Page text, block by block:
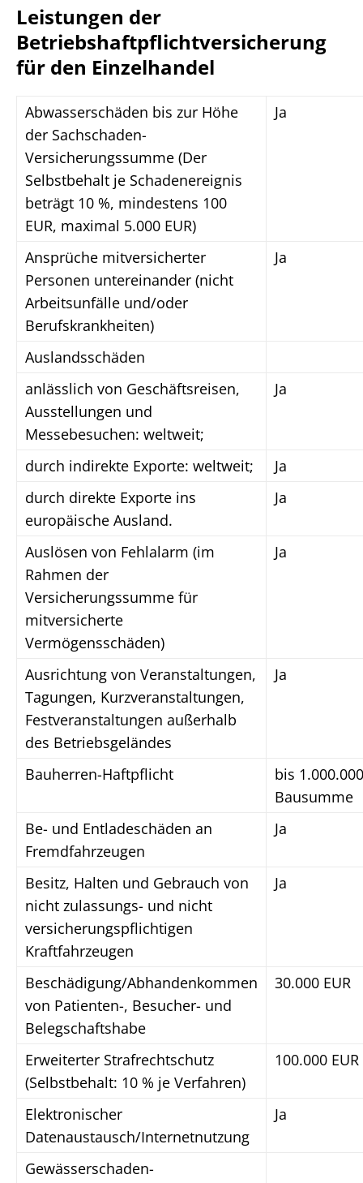
Leistungen der
Betriebshaftpflichtversicherung
für den Einzelhandel
Abwasserschäden bis zur Höhe
der Sachschaden-
Versicherungssumme (Der
Selbstbehalt je Schadenereignis
beträgt 10 %, mindestens 100
EUR, maximal 5.000 EUR)
Ja
Ansprüche mitversicherter
Personen untereinander (nicht
Arbeitsunfälle und/oder
Berufskrankheiten)
Ja
Auslandsschäden
anlässlich von Geschäftsreisen,
Ausstellungen und
Messebesuchen: weltweit;
Ja
durch indirekte Exporte: weltweit;
Ja
durch direkte Exporte ins
europäische Ausland.
Ja
Auslösen von Fehlalarm (im
Rahmen der
Versicherungssumme für
mitversicherte
Vermögensschäden)
Ja
Ausrichtung von Veranstaltungen,
Tagungen, Kurzveranstaltungen,
Festveranstaltungen außerhalb
des Betriebsgeländes
Ja
Bauherren-Haftpflicht
bis
Bausumme
Be- und Entladeschäden an
Fremdfahrzeugen
Ja
Besitz, Halten und Gebrauch von
nicht zulassungs- und nicht
versicherungspflichtigen
Kraftfahrzeugen
Ja
Beschädigung/Abhandenkommen
von Patienten-, Besucher- und
Belegschaftshabe
30.000 EUR
Erweiterter Strafrechtschutz
(Selbstbehalt: 10 % je Verfahren)
100.000 EUR
Elektronischer
Datenaustausch/Internetnutzung
Ja
Gewässerschaden-